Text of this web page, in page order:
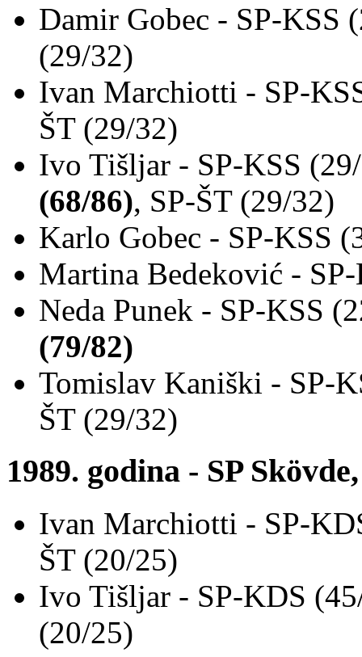
Damir Gobec - SP-KSS
(29/32)
Ivan Marchiotti - SP-
ŠT (29/32)
Ivo Tišljar - SP-KSS
(68/86), SP-ŠT (29/32)
Karlo Gobec - SP-KSS
Martina Bedeković -
Neda Punek - SP-KSS
(79/82)
Tomislav Kaniški - SP-
ŠT (29/32)
1989. godina - SP
Ivan Marchiotti - SP-
ŠT (20/25)
Ivo Tišljar - SP-KDS
(20/25)